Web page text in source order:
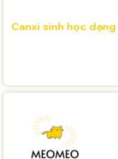
Canxi sinh học